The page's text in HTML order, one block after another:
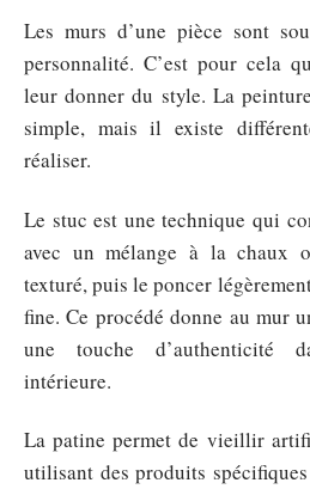
Les murs d’une pièce sont
personnalité. C’est pour cela
leur donner du style. La
simple, mais il existe
réaliser.
Le stuc est une technique qui
avec un mélange à la chaux
texturé, puis le poncer
fine. Ce procédé donne au mur
une touche d’authenticité
intérieure.
La patine permet de vieillir
utilisant des produits